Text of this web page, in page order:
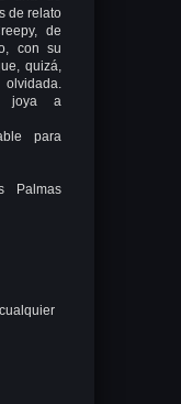
de relato
de
con su
quizá,
joya a
para
Palmas